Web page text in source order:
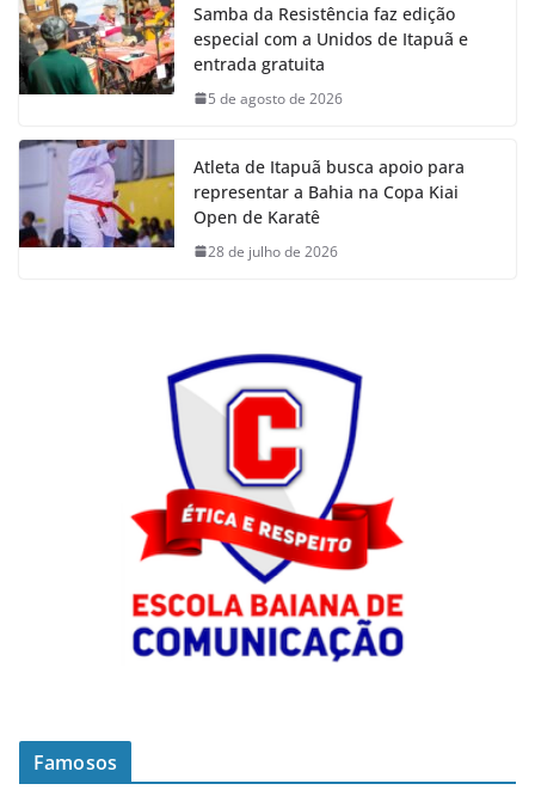
Samba da Resistência faz edição
especial com a Unidos de Itapuã e
entrada gratuita
5 de agosto de 2026
Atleta de Itapuã busca apoio para
representar a Bahia na Copa Kiai
Open de Karatê
28 de julho de 2026
Famosos